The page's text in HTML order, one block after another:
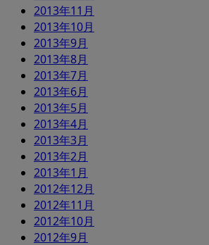
2013年11月
2013年10月
2013年9月
2013年8月
2013年7月
2013年6月
2013年5月
2013年4月
2013年3月
2013年2月
2013年1月
2012年12月
2012年11月
2012年10月
2012年9月